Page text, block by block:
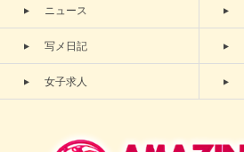
ニュース
写メ日記
女子求人